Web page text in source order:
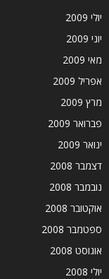
יולי 2009
יוני 2009
מאי 2009
אפריל 2009
מרץ 2009
פברואר 2009
ינואר 2009
דצמבר 2008
נובמבר 2008
אוקטובר 2008
ספטמבר 2008
אוגוסט 2008
יולי 2008